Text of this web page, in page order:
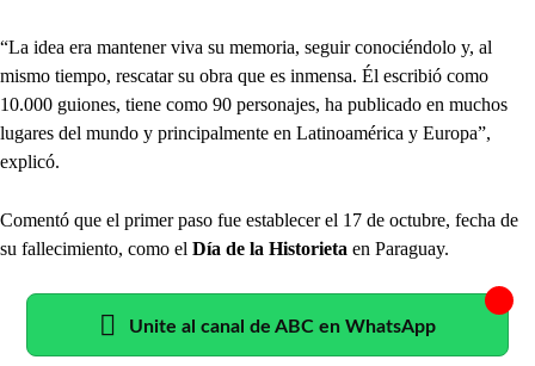
“La idea era mantener viva su memoria, seguir conociéndolo y, al
mismo tiempo, rescatar su obra que es inmensa. Él escribió como
10.000 guiones, tiene como 90 personajes, ha publicado en muchos
lugares del mundo y principalmente en Latinoamérica y Europa”,
explicó.
Comentó que el primer paso fue establecer el 17 de octubre, fecha de
su fallecimiento, como el Día de la Historieta en Paraguay.
Unite al canal de ABC en WhatsApp